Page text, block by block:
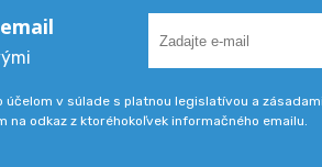
v súlade s platnou legislatívou a
odkaz z ktoréhokoľvek informačného emailu.